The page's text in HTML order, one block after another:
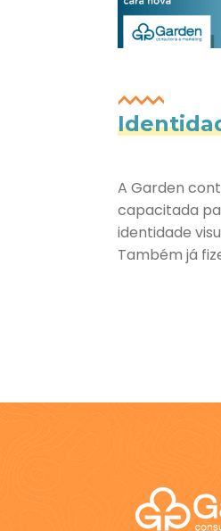
A Garden
capacitada
identidade
Também já